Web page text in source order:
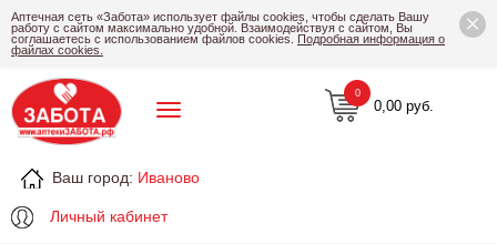
×
Аптечная сеть «Забота» использует файлы cookies, чтобы сделать Вашу
работу с сайтом максимально удобной. Взаимодействуя с сайтом, Вы
соглашаетесь с использованием файлов cookies. Подробная информация о
файлах cookies.
Ваш город: Иваново
Личный кабинет
0,00 руб.
0